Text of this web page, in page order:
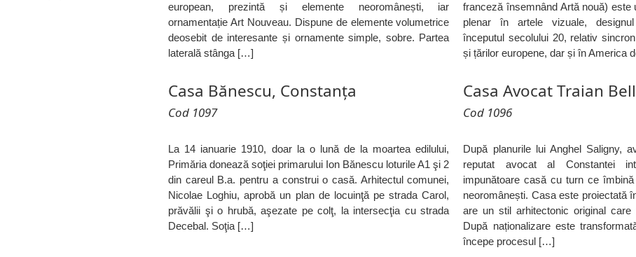
european, prezintă și elemente neoromânești, iar
ornamentație Art Nouveau. Dispune de elemente volumetrice
deosebit de interesante și ornamente simple, sobre. Partea
laterală stânga […]
franceză însemnând Artă nouă) este
plenar în artele vizuale,
începutul secolului 20, relativ
și țărilor europene, dar și în America
Casa Bănescu, Constanța
Cod 1097
La 14 ianuarie 1910, doar la o lună de la moartea edilului,
Primăria donează soţiei primarului Ion Bănescu loturile A1 şi 2
din careul B.a. pentru a construi o casă. Arhitectul comunei,
Nicolae Loghiu, aprobă un plan de locuinţă pe strada Carol,
prăvălii şi o hrubă, aşezate pe colţ, la intersecţia cu strada
Decebal. Soţia […]
Casa Avocat Traian
Cod 1096
După planurile lui Anghel Saligny,
reputat avocat al Constantei
impunătoare casă cu turn ce
neoromânești. Casa este proiectată
are un stil arhitectonic original care
După naționalizare este
începe procesul […]